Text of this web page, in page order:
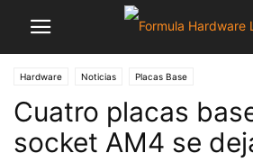
Hardware Noticias Placas Base
Cuatro placas
socket AM4 se